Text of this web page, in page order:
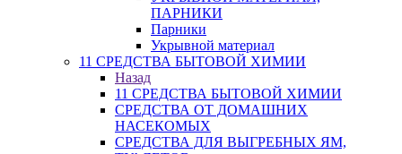
ПАРНИКИ
Парники
Укрывной материал
11 СРЕДСТВА БЫТОВОЙ ХИМИИ
Назад
11 СРЕДСТВА БЫТОВОЙ ХИМИИ
СРЕДСТВА ОТ ДОМАШНИХ
НАСЕКОМЫХ
СРЕДСТВА ДЛЯ ВЫГРЕБНЫХ ЯМ,